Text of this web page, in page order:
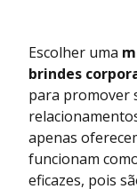
Escolher uma
brindes
para promover
apenas
funcionam
eficazes, pois